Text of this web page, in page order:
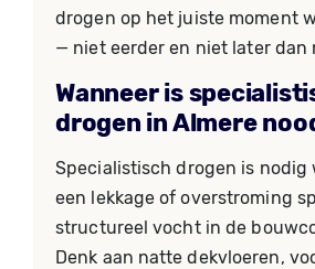
drogen op het juiste moment
— niet eerder en niet later dan
Wanneer is
drogen in Almere
Specialistisch drogen is nodig
een lekkage of overstroming
structureel vocht in de
Denk aan natte dekvloeren,